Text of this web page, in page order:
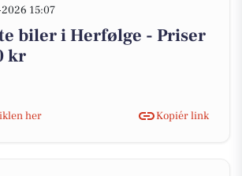
15:07
biler i Herfølge - Priser
kr
her
Kopiér link